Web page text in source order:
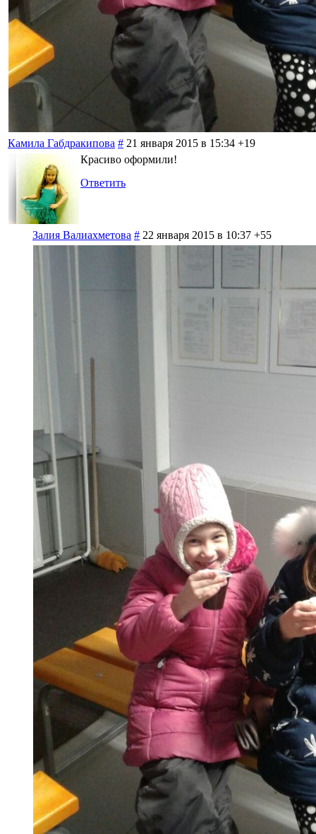
Камила Габдракипова # 21 января 2015 в 15:34 +19
Красиво оформили!
Ответить
Залия Валиахметова # 22 января 2015 в 10:37 +55